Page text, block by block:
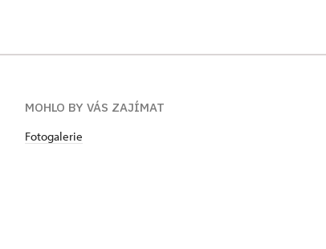
MOHLO BY VÁS ZAJÍMAT
Fotogalerie